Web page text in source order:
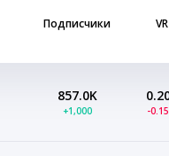
Подписчики VR
857.0K
+1,000 -